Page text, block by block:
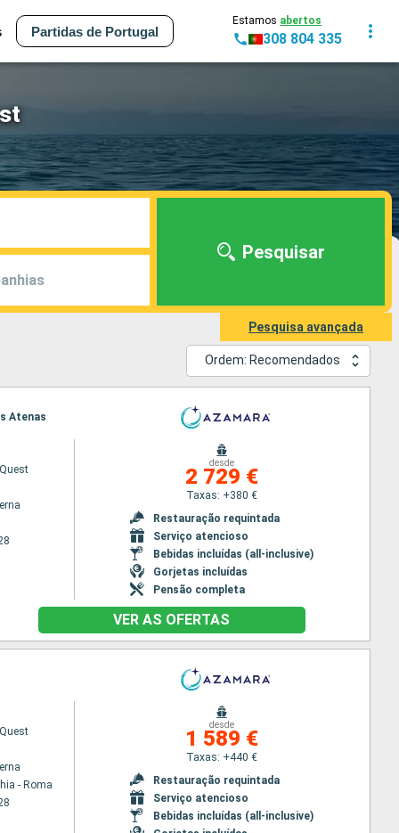
Partidas de Portugal
Estamos abertos
308 804 335
Pesquisar
Pesquisa avançada
Ordem: Recomendados
Atenas
desde
2 729 €
Taxas: +380 €
Restauração requintada
Serviço atencioso
Bebidas incluídas (all-inclusive)
Gorjetas incluídas
Pensão completa
VER AS OFERTAS
- Roma
desde
1 589 €
Taxas: +440 €
Restauração requintada
Serviço atencioso
Bebidas incluídas (all-inclusive)